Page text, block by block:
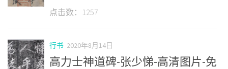
点击数：1257
行书 2020年8月14日
高力士神道碑-张少悌-高清图片-免